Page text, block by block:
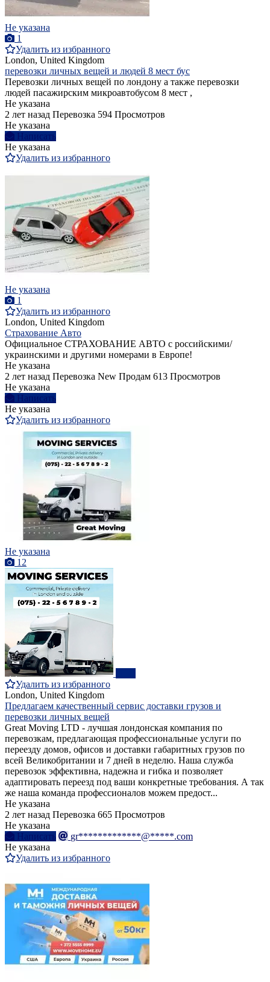
Не указана
1
Удалить из избранного
London, United Kingdom
перевозки личных вещей и людей 8 мест бус
Перевозки личных вещей по лондону а также перевозки
людей пасажирским микроавтобусом 8 мест ,
Не указана
2 лет назад Перевозка 594 Просмотров
Не указана
Написать
Не указана
Удалить из избранного
Не указана
1
Удалить из избранного
London, United Kingdom
Страхование Авто
Официальное СТРАХОВАНИЕ АВТО с российскими/
украинскими и другими номерами в Европе!
Не указана
2 лет назад Перевозка New Продам 613 Просмотров
Не указана
Написать
Не указана
Удалить из избранного
Не указана
12
Удалить из избранного
London, United Kingdom
Предлагаем качественный сервис доставки грузов и
перевозки личных вещей
Great Moving LTD - лучшая лондонская компания по
перевозкам, предлагающая профессиональные услуги по
переезду домов, офисов и доставки габаритных грузов по
всей Великобритании и 7 дней в неделю. Наша служба
перевозок эффективна, надежна и гибка и позволяет
адаптировать переезд под ваши конкретные требования. А так
же наша команда профессионалов можем предост...
Не указана
2 лет назад Перевозка 665 Просмотров
Не указана
Написать
gr*************@*****.com
Не указана
Удалить из избранного